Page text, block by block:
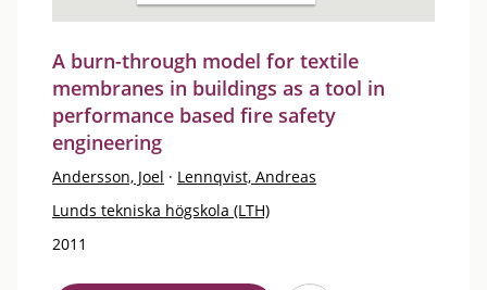
A burn-through model for textile
membranes in buildings as a tool in
performance based fire safety
engineering
Andersson, Joel · Lennqvist, Andreas
Lunds tekniska högskola (LTH)
2011